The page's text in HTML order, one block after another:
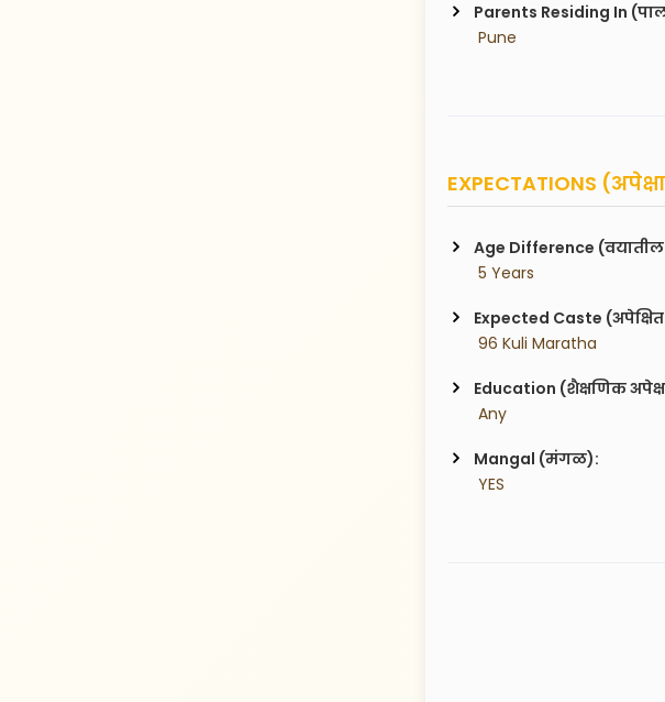
Parents Residing In
Pune
EXPECTATIONS
Age Difference
5 Years
Expected Caste
96 Kuli Maratha
Education (शैक्षणिक
Any
Mangal (मंगळ):
YES